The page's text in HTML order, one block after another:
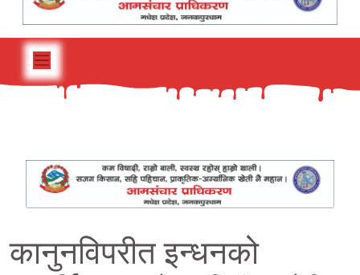
कानुनविपरीत इन्धनको